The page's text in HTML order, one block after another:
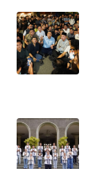
PEDOMAN
MEDIA
SIBER
KARIR
DISCLAIMER